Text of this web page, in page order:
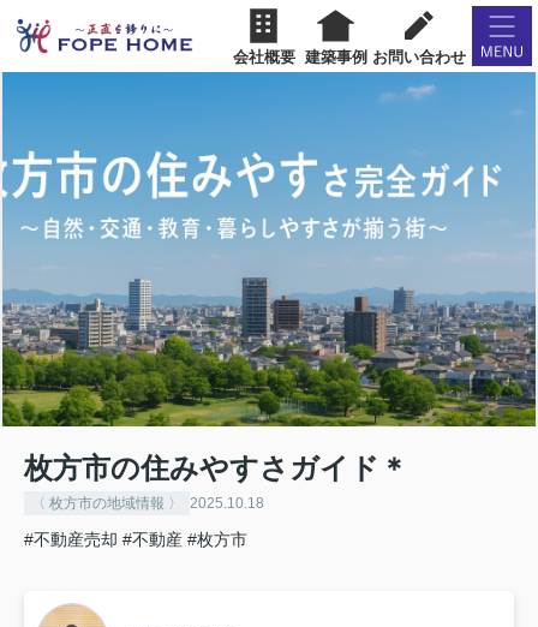
会社概要 建築事例 お問い合わせ
枚方市の住みやすさガイド＊
〈 枚方市の地域情報 〉 2025.10.18
#不動産売却 #不動産 #枚方市